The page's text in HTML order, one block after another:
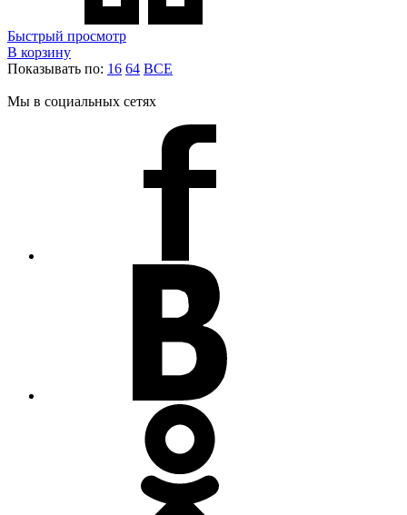
Быстрый просмотр
В корзину
Показывать по: 16 64 ВСЕ
Мы в социальных сетях